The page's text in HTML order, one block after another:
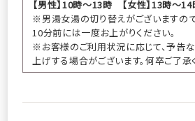
【男性】10時～13時 【女性】13時～14
※男湯女湯の切り替えがございますの
10分前には一度お上がりください。
※お客様のご利用状況に応じて、予告
上げする場合がございます。何卒ご了承